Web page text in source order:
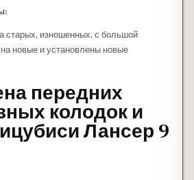
старых, изношенных, с большой
новые и установлены новые
передних
колодок и
Лансер 9